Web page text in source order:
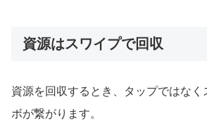
資源はスワイプで回収
資源を回収するとき、タップではなく
ボが繋がります。